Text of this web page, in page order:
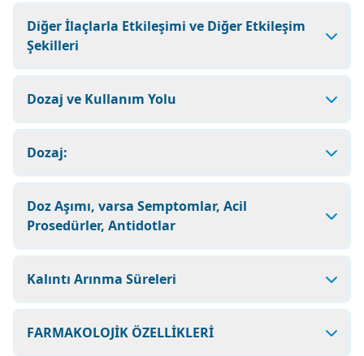
Diğer İlaçlarla Etkileşimi ve Diğer Etkileşim
Şekilleri
Dozaj ve Kullanım Yolu
Dozaj:
Doz Aşımı, varsa Semptomlar, Acil
Prosedürler, Antidotlar
Kalıntı Arınma Süreleri
FARMAKOLOJİK ÖZELLİKLERİ